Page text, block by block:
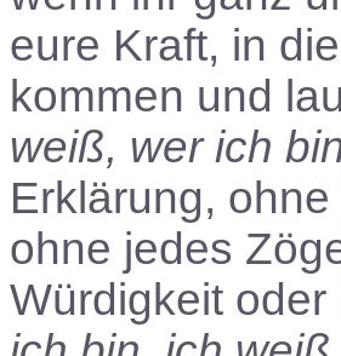
eure Kraft, in
kommen und
weiß, wer ich
Erklärung,
ohne jedes
Würdigkeit